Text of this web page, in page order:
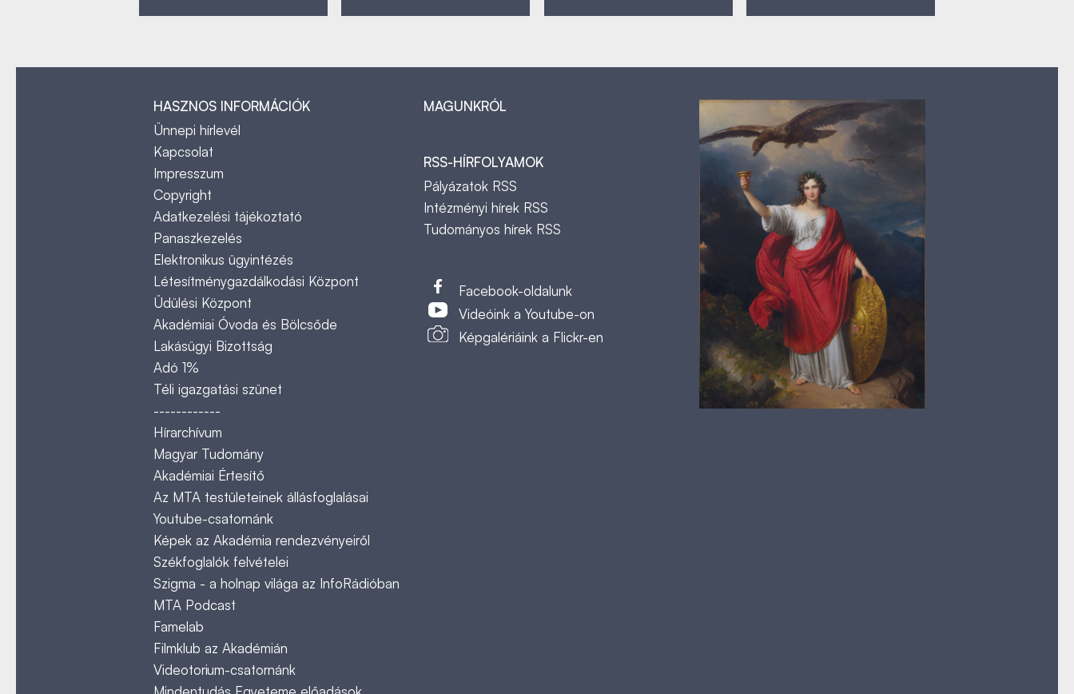
HASZNOS INFORMÁCIÓK
Ünnepi hírlevél
Kapcsolat
Impresszum
Copyright
Adatkezelési tájékoztató
Panaszkezelés
Elektronikus ügyintézés
Létesítménygazdálkodási Központ
Üdülési Központ
Akadémiai Óvoda és Bölcsőde
Lakásügyi Bizottság
Adó 1%
Téli igazgatási szünet
------------
Hírarchívum
Magyar Tudomány
Akadémiai Értesítő
Az MTA testületeinek állásfoglalásai
Youtube-csatornánk
Képek az Akadémia rendezvényeiről
Székfoglalók felvételei
Szigma - a holnap világa az InfoRádióban
MTA Podcast
Famelab
Filmklub az Akadémián
Videotorium-csatornánk
MAGUNKRÓL
RSS-HÍRFOLYAMOK
Pályázatok RSS
Intézményi hírek RSS
Tudományos hírek RSS
Facebook-oldalunk
Videóink a Youtube-on
Képgalériáink a Flickr-en